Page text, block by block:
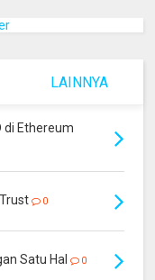
LAINNYA
di Ethereum
Trust 0
Satu Hal 0